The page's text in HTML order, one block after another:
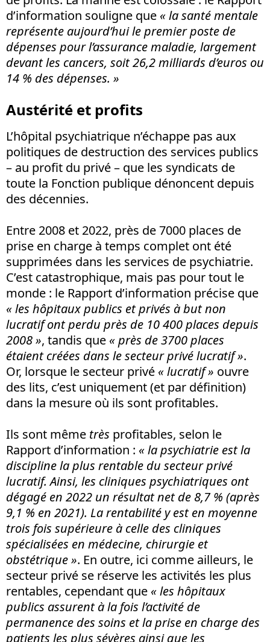
d’information souligne que « la santé mentale
représente aujourd’hui le premier poste de
dépenses pour l’assurance maladie, largement
devant les cancers, soit 26,2 milliards d’euros ou
14 % des dépenses. »
Austérité et profits
L’hôpital psychiatrique n’échappe pas aux
politiques de destruction des services publics
– au profit du privé – que les syndicats de
toute la Fonction publique dénoncent depuis
des décennies.
Entre 2008 et 2022, près de 7000 places de
prise en charge à temps complet ont été
supprimées dans les services de psychiatrie.
C’est catastrophique, mais pas pour tout le
monde : le Rapport d’information précise que
« les hôpitaux publics et privés à but non
lucratif ont perdu près de 10 400 places depuis
2008 », tandis que « près de 3700 places
étaient créées dans le secteur privé lucratif ».
Or, lorsque le secteur privé « lucratif » ouvre
des lits, c’est uniquement (et par définition)
dans la mesure où ils sont profitables.
Ils sont même très profitables, selon le
Rapport d’information : « la psychiatrie est la
discipline la plus rentable du secteur privé
lucratif. Ainsi, les cliniques psychiatriques ont
dégagé en 2022 un résultat net de 8,7 % (après
9,1 % en 2021). La rentabilité y est en moyenne
trois fois supérieure à celle des cliniques
spécialisées en médecine, chirurgie et
obstétrique ». En outre, ici comme ailleurs, le
secteur privé se réserve les activités les plus
rentables, cependant que « les hôpitaux
publics assurent à la fois l’activité de
permanence des soins et la prise en charge des
patients les plus sévères ainsi que les